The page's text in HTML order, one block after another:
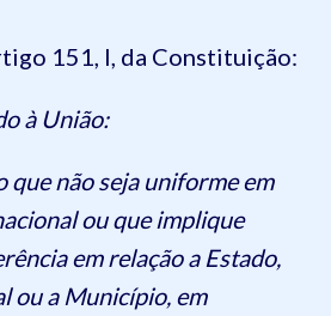
151, I, da Constituição:
à União:
não seja uniforme em
ou que implique
em relação a Estado,
ou a Município, em